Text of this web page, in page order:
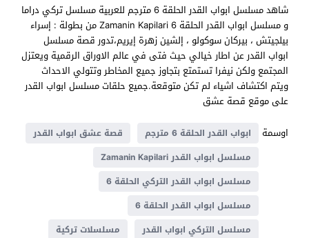
شاهد مسلسل ابواب القدر الحلقة 6 مترجم للعربية مسلسل تركي دراما
و مسلسل ابواب القدر الحلقة 6 Zamanin Kapilari من بطولة : إسراء
بيلجيتش ، بيركان سوكولو ، إلشين زهرة إيريم،تدور قصة مسلسل
ابواب القدر عن اطار خيالي حيث فتى في عالم الاوراق الرقمية ويعتزل
المجتمع ولكن نيفرا تستمتع بتجاوز جميع المخاطر وتتولي الاحداث
ويتم اكتشاف اشياء لم تكن متوقعة.جميع حلقات مسلسل ابواب القدر
على موقع قصة عشق
اوسمة
ابواب القدر الحلقة 6 مترجم
قصة عشق ابواب القدر
مسلسل ابواب القدر Zamanin Kapilari
مسلسل ابواب القدر التركي الحلقة 6
مسلسل ابواب القدر الحلقة 6
مسلسل التركي ابواب القدر
مسلسلات تركية